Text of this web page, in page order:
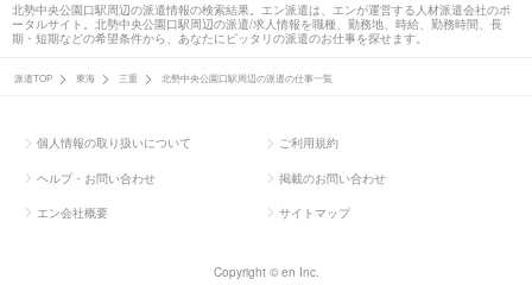
北勢中央公園口駅周辺の派遣情報の検索結果。エン派遣は、エンが運営する人材派遣会社のポ
ータルサイト。北勢中央公園口駅周辺の派遣/求人情報を職種、勤務地、時給、勤務時間、長
期・短期などの希望条件から、あなたにピッタリの派遣のお仕事を探せます。
派遣TOP 東海 三重 北勢中央公園口駅周辺の派遣の仕事一覧
個人情報の取り扱いについて ご利用規約
ヘルプ・お問い合わせ 掲載のお問い合わせ
エン会社概要 サイトマップ
Copyright © en Inc.